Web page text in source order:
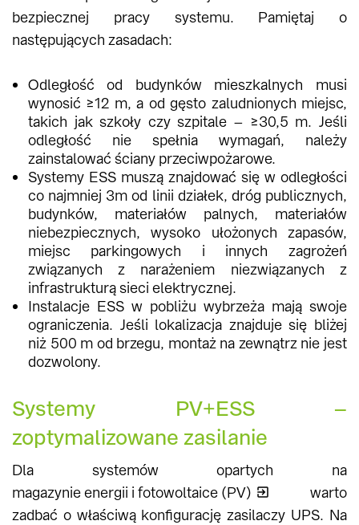
bezpiecznej pracy systemu. Pamiętaj o
następujących zasadach:
Odległość od budynków mieszkalnych musi
wynosić ≥12 m, a od gęsto zaludnionych miejsc,
takich jak szkoły czy szpitale – ≥30,5 m. Jeśli
odległość nie spełnia wymagań, należy
zainstalować ściany przeciwpożarowe.
Systemy ESS muszą znajdować się w odległości
co najmniej 3m od linii działek, dróg publicznych,
budynków, materiałów palnych, materiałów
niebezpiecznych, wysoko ułożonych zapasów,
miejsc parkingowych i innych zagrożeń
związanych z narażeniem niezwiązanych z
infrastrukturą sieci elektrycznej.
Instalacje ESS w pobliżu wybrzeża mają swoje
ograniczenia. Jeśli lokalizacja znajduje się bliżej
niż 500 m od brzegu, montaż na zewnątrz nie jest
dozwolony.
Systemy PV+ESS –
zoptymalizowane zasilanie
Dla systemów opartych na
magazynie energii i fotowoltaice (PV)
warto
zadbać o właściwą konfigurację zasilaczy UPS. Na